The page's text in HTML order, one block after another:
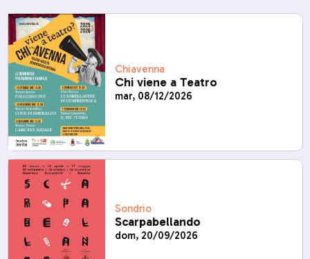
Chiavenna
Chi viene a Teatro
mar, 08/12/2026
Sondrio
Scarpabellando
dom, 20/09/2026